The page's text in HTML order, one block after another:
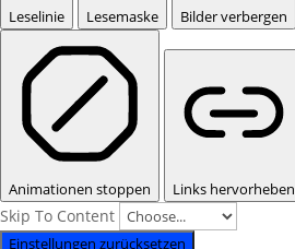
Leselinie Lesemaske Bilder verbergen
Animationen stoppen Links hervorheben
Skip To Content
Einstellungen zurücksetzen